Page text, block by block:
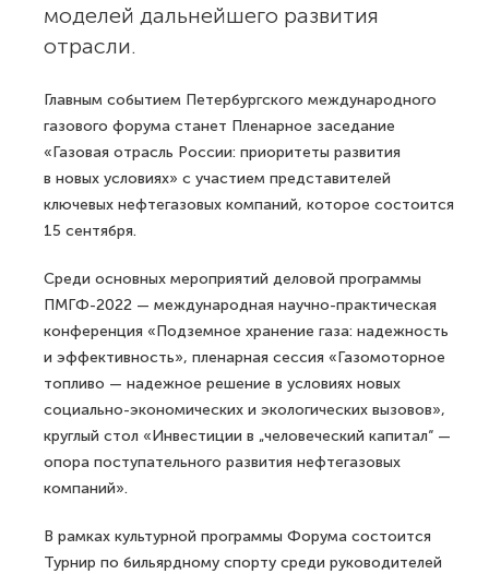
моделей дальнейшего развития
отрасли.
Главным событием Петербургского международного
газового форума станет Пленарное заседание
«Газовая отрасль России: приоритеты развития
в новых условиях» с участием представителей
ключевых нефтегазовых компаний, которое состоится
15 сентября.
Среди основных мероприятий деловой программы
ПМГФ-2022 — международная научно-практическая
конференция «Подземное хранение газа: надежность
и эффективность», пленарная сессия «Газомоторное
топливо — надежное решение в условиях новых
социально-экономических и экологических вызовов»,
круглый стол «Инвестиции в „человеческий капитал“ —
опора поступательного развития нефтегазовых
компаний».
В рамках культурной программы Форума состоится
Турнир по бильярдному спорту среди руководителей